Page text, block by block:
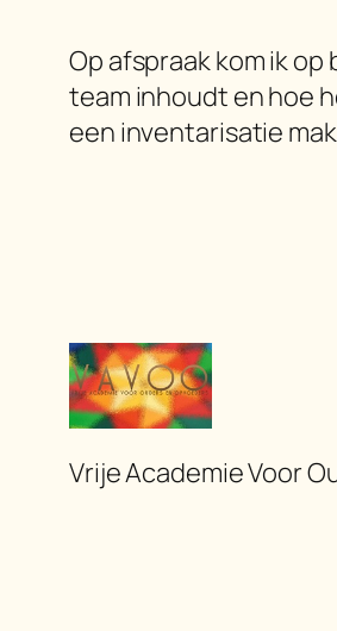
Op afspraak kom ik
team inhoudt en hoe
een inventarisatie
Vrije Academie Voor